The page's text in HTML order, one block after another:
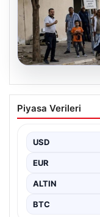
08.08.2026
Saldırı ve
olayda, cinsel
sağlık kontrolü…
Piyasa Verileri
USD
EUR
ALTIN
BTC